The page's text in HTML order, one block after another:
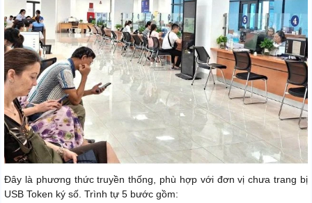
Đây là phương thức truyền thống, phù hợp với đơn vị chưa trang bị
USB Token ký số. Trình tự 5 bước gồm: